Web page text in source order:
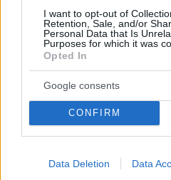
I want to opt-out of
Retention, Sale, and/or
Personal Data that Is
Purposes for which it was
Opted In
Google consents
CONFIRM
Data Deletion Data
Πώς έγινε η τραγωδία με την
Βούτηξε για να βοηθήσει τη
παιδιά φώναζαν για βοήθεια
ΔΕΙΤΕ ΟΛΕΣ ΤΙΣ ΕΙΔΗΣΕΙΣ
ΤΑ ΠΙΟ